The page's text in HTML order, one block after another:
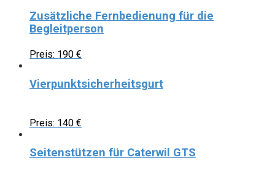
Zusätzliche Fernbedienung für die
Begleitperson
Preis: 190 €
Vierpunktsicherheitsgurt
Preis: 140 €
Seitenstützen für Caterwil GTS